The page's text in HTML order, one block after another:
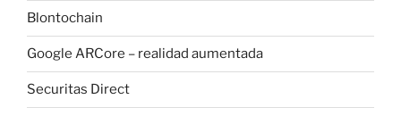
Blontochain
Google ARCore – realidad aumentada
Securitas Direct